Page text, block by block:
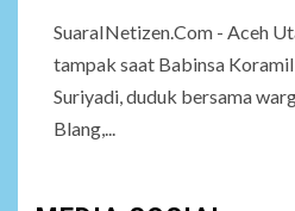
SuaraINetizen.Com - Aceh
tampak saat Babinsa
Suriyadi, duduk bersama
Blang,...
Prabowo
8
NEWS